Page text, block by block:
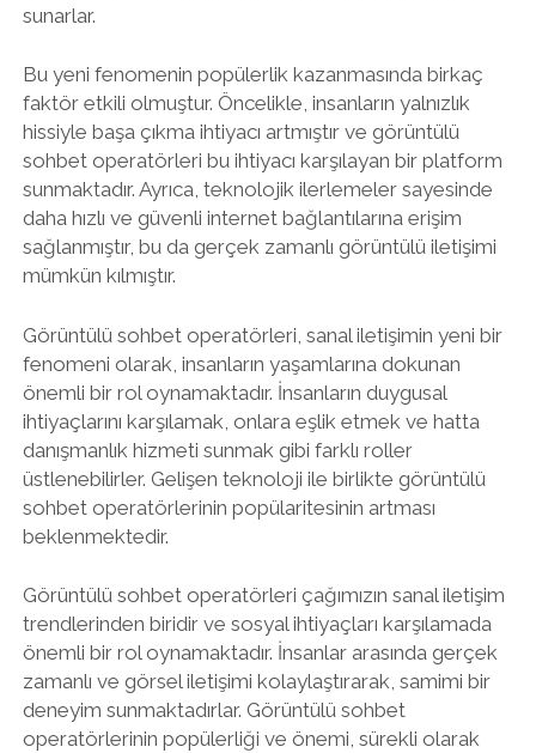
sunarlar.
Bu yeni fenomenin popülerlik kazanmasında birkaç
faktör etkili olmuştur. Öncelikle, insanların yalnızlık
hissiyle başa çıkma ihtiyacı artmıştır ve görüntülü
sohbet operatörleri bu ihtiyacı karşılayan bir platform
sunmaktadır. Ayrıca, teknolojik ilerlemeler sayesinde
daha hızlı ve güvenli internet bağlantılarına erişim
sağlanmıştır, bu da gerçek zamanlı görüntülü iletişimi
mümkün kılmıştır.
Görüntülü sohbet operatörleri, sanal iletişimin yeni bir
fenomeni olarak, insanların yaşamlarına dokunan
önemli bir rol oynamaktadır. İnsanların duygusal
ihtiyaçlarını karşılamak, onlara eşlik etmek ve hatta
danışmanlık hizmeti sunmak gibi farklı roller
üstlenebilirler. Gelişen teknoloji ile birlikte görüntülü
sohbet operatörlerinin popülaritesinin artması
beklenmektedir.
Görüntülü sohbet operatörleri çağımızın sanal iletişim
trendlerinden biridir ve sosyal ihtiyaçları karşılamada
önemli bir rol oynamaktadır. İnsanlar arasında gerçek
zamanlı ve görsel iletişimi kolaylaştırarak, samimi bir
deneyim sunmaktadırlar. Görüntülü sohbet
operatörlerinin popülerliği ve önemi, sürekli olarak